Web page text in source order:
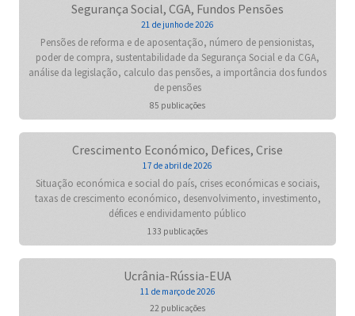
Segurança Social, CGA, Fundos Pensões
21 de junho de 2026
Pensões de reforma e de aposentação, número de pensionistas,
poder de compra, sustentabilidade da Segurança Social e da CGA,
análise da legislação, calculo das pensões, a importância dos fundos
de pensões
85 publicações
Crescimento Económico, Defices, Crise
17 de abril de 2026
Situação económica e social do país, crises económicas e sociais,
taxas de crescimento económico, desenvolvimento, investimento,
défices e endividamento público
133 publicações
Ucrânia-Rússia-EUA
11 de março de 2026
22 publicações